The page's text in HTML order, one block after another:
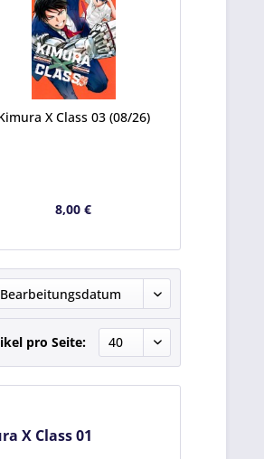
X Class 03 (08/26)
8,00 €
pro Seite:
X Class 01